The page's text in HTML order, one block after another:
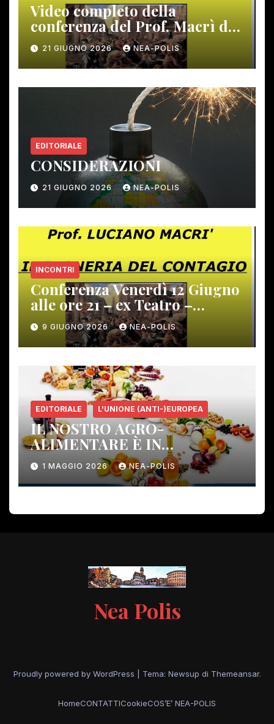
Video completo della
conferenza del Prof. Macrì del
12 giugno scorso
21 GIUGNO 2026 NEA-POLIS
EDITORIALE
CONSIDERAZIONI
21 GIUGNO 2026 NEA-POLIS
INCONTRI
Conferenza Venerdì 12 Giugno
alle ore 21 – ex Teatro –
Gambassi Terme –
9 GIUGNO 2026 NEA-POLIS
EDITORIALE L'UNIONE (ANTI-)EUROPEA
IL NOSTRO AGRO-
ALIMENTARE È IN
PERICOLO!
1 MAGGIO 2026 NEA-POLIS
Nea Polis
Proudly powered by WordPress Tema: Newsup di Themeansar.
HomeCONTATTICookieCOS’E’ NEA-POLIS